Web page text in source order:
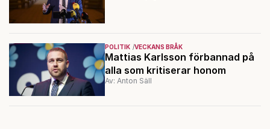
POLITIK VECKANS BRÅK
Mattias Karlsson förbannad på
alla som kritiserar honom
Av: Anton Säll